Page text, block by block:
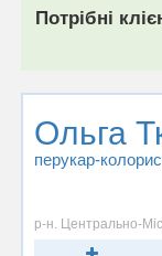
Потрібні
Ольга
перукар-
р-н. Центрально-